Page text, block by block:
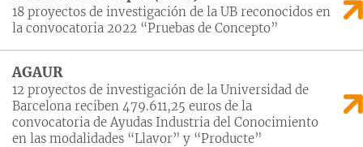
18 proyectos de investigación de la UB reconocidos en
la convocatoria 2022 “Pruebas de Concepto”
AGAUR
12 proyectos de investigación de la Universidad de
Barcelona reciben 479.611,25 euros de la
convocatoria de Ayudas Industria del Conocimiento
en las modalidades “Llavor” y “Producte”